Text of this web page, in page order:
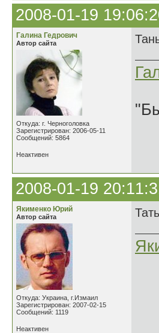
2008-01-19
Галина Гедрович
Автор сайта
Откуда: г. Черноголовка
Зарегистрирован: 2006-05-11
Сообщений: 5864
Неактивен
2008-01-19
Якименко Юрий
Автор сайта
Откуда: Украина, г.Измаил
Зарегистрирован: 2007-02-15
Сообщений: 1119
Неактивен